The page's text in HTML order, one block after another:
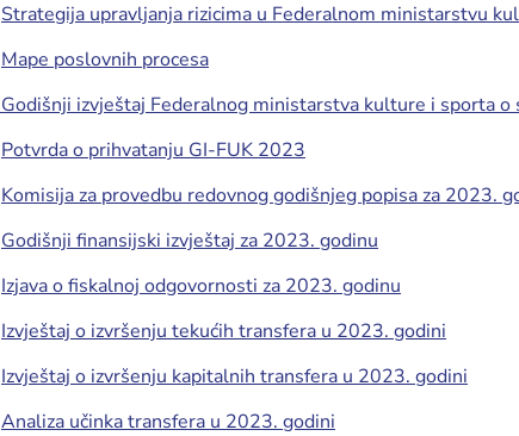
Strategija upravljanja rizicima u Federalnom ministarstvu
Mape poslovnih procesa
Godišnji izvještaj Federalnog ministarstva kulture i sporta
Potvrda o prihvatanju GI-FUK 2023
Komisija za provedbu redovnog godišnjeg popisa za 2023.
Godišnji finansijski izvještaj za 2023. godinu
Izjava o fiskalnoj odgovornosti za 2023. godinu
Izvještaj o izvršenju tekućih transfera u 2023. godini
Izvještaj o izvršenju kapitalnih transfera u 2023. godini
Analiza učinka transfera u 2023. godini